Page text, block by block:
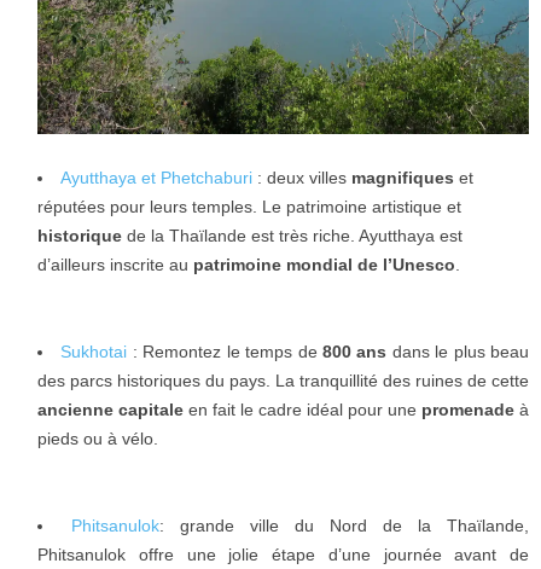
Ayutthaya et Phetchaburi : deux villes magnifiques et
réputées pour leurs temples. Le patrimoine artistique et
historique de la Thaïlande est très riche. Ayutthaya est
d’ailleurs inscrite au patrimoine mondial de l’Unesco
Sukhotai : Remontez le temps de 800 ans dans le plus beau
des parcs historiques du pays. La tranquillité des ruines de cette
ancienne capitale en fait le cadre idéal pour une promenade à
pieds ou à vélo.
Phitsanulok: grande ville du Nord de la Thaïlande,
Phitsanulok offre une jolie étape d’une journée avant de